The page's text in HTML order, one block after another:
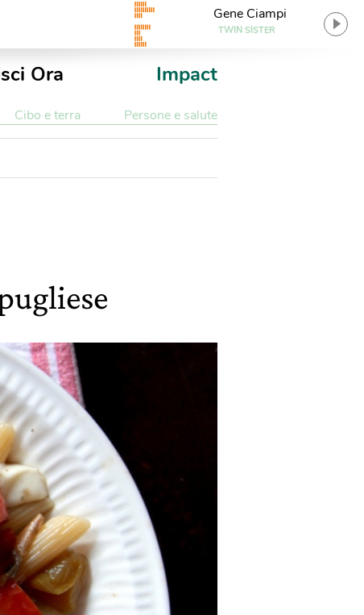
Gene Ciampi
TWIN SISTER
Ora Impact
Cibo e terra Persone e salute